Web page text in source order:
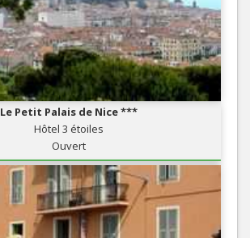
Le Petit Palais de Nice ***
Hôtel 3 étoiles
Ouvert